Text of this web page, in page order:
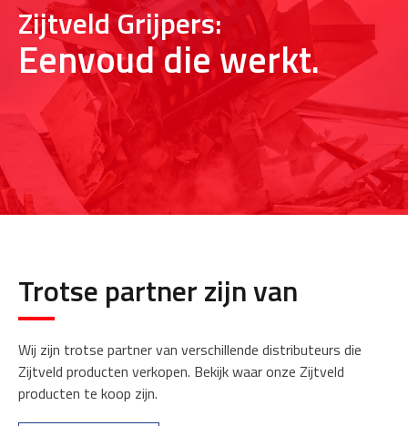
Zijtveld Grijpers:
Eenvoud die werkt.
Trotse partner zijn van
Wij zijn trotse partner van verschillende distributeurs die
Zijtveld producten verkopen. Bekijk waar onze Zijtveld
producten te koop zijn.